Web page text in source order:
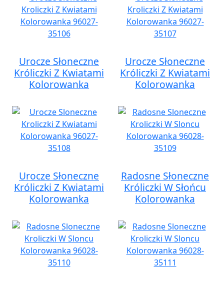
Urocze Słoneczne
Króliczki Z Kwiatami
Kolorowanka
Urocze Słoneczne
Króliczki Z Kwiatami
Kolorowanka
Urocze Słoneczne
Króliczki Z Kwiatami
Kolorowanka
Radosne Słoneczne
Króliczki W Słońcu
Kolorowanka